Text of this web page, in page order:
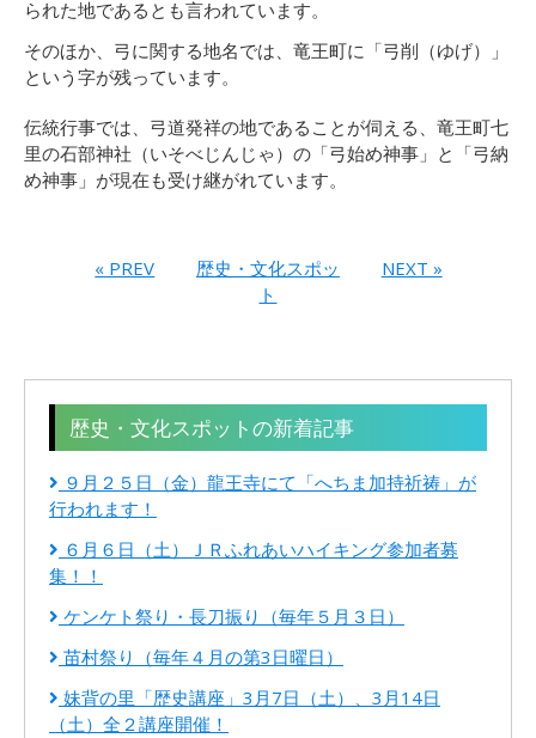
られた地であるとも言われています。
そのほか、弓に関する地名では、竜王町に「弓削（ゆげ）」
という字が残っています。
伝統行事では、弓道発祥の地であることが伺える、竜王町七
里の石部神社（いそべじんじゃ）の「弓始め神事」と「弓納
め神事」が現在も受け継がれています。
« PREV
歴史・文化スポッ
ト
NEXT »
歴史・文化スポットの新着記事
９月２５日（金）龍王寺にて「へちま加持祈祷」が
行われます！
６月６日（土）ＪＲふれあいハイキング参加者募
集！！
ケンケト祭り・長刀振り（毎年５月３日）
苗村祭り（毎年４月の第3日曜日）
妹背の里「歴史講座」3月7日（土）、3月14日
（土）全２講座開催！